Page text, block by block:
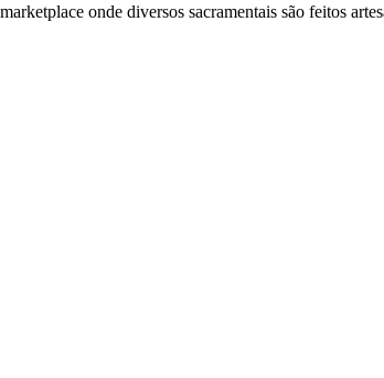
onde diversos sacramentais são feitos